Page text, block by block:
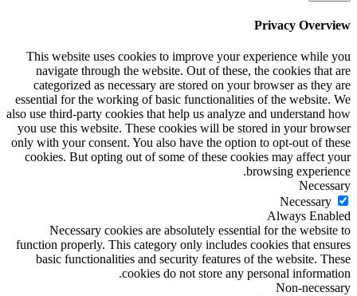
Privacy Overview
This website uses cookies to improve your experience while you
navigate through the website. Out of these, the cookies that are
categorized as necessary are stored on your browser as they are
essential for the working of basic functionalities of the website. We
also use third-party cookies that help us analyze and understand how
you use this website. These cookies will be stored in your browser
only with your consent. You also have the option to opt-out of these
cookies. But opting out of some of these cookies may affect your
browsing experience.
Necessary
Necessary
Always Enabled
Necessary cookies are absolutely essential for the website to
function properly. This category only includes cookies that ensures
basic functionalities and security features of the website. These
cookies do not store any personal information.
Non-necessary